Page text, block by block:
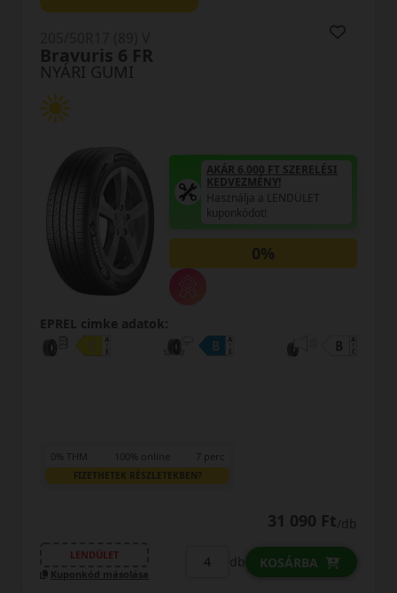
NYÁRI GUMI
N-Fera SU1
AKÁR 6.000 FT SZERELÉSI
KEDVEZMÉNY!
Használja a LENDÜLET
kuponkódot!
EPREL cimke adatok:
0% THM 100% online 7 perc
FIZETHETEK RÉSZLETEKBEN?
32 590 Ft/db
LENDÜLET
Kuponkód másolása
db KOSÁRBA